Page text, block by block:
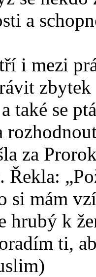
a
i mezi
také se
za
Řekla:
si mám
hrubý k
ti,